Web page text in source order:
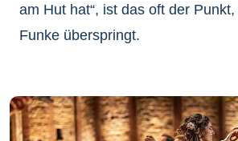
am Hut hat“, ist das oft der
Funke überspringt.